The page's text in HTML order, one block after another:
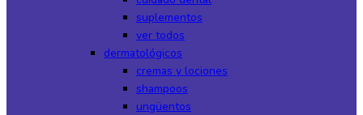
suplementos
ver todos
dermatológicos
cremas y lociones
shampoos
ungüentos